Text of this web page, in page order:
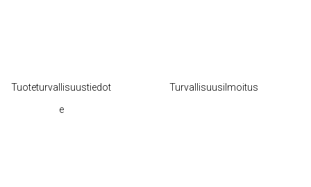
Tuoteturvallisuustiedot
e
Turvallisuusilmoitus